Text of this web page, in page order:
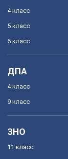
4 класс
5 класс
6 класс
ДПА
4 класс
9 класс
ЗНО
11 класс